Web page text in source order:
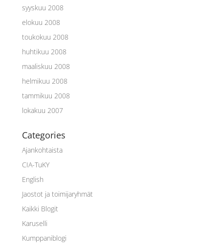
syyskuu 2008
elokuu 2008
toukokuu 2008
huhtikuu 2008
maaliskuu 2008
helmikuu 2008
tammikuu 2008
lokakuu 2007
Categories
Ajankohtaista
CIA-TuKY
English
Jaostot ja toimijaryhmät
Kaikki Blogit
Karuselli
Kumppaniblogi